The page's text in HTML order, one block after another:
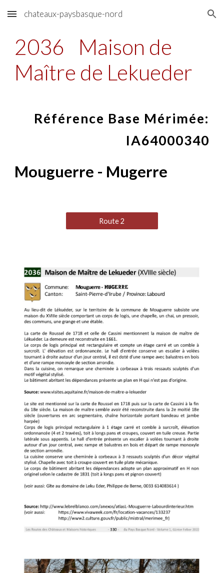
Skip to main content Skip to navigation
chateaux-paysbasque-nord
2036
Maison de
Maître de Lekueder
Référence Base Mérimée:
IA64000340
Mouguerre - Mugerre
Route 2